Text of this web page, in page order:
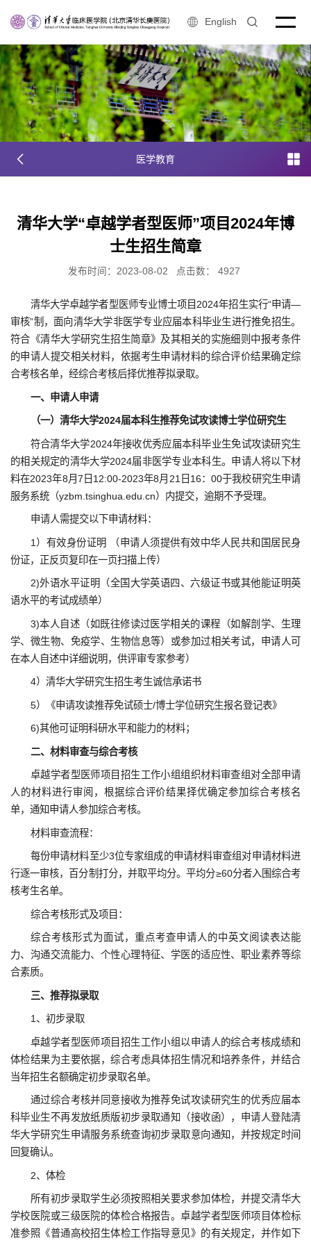
English
医学教育
清华大学“卓越学者型医师”项目2024年博
士生招生简章
发布时间：2023-08-02 点击数： 4927
清华大学卓越学者型医师专业博士项目2024年招生实行“申请―
审核”制，面向清华大学非医学专业应届本科毕业生进行推免招生。
符合《清华大学研究生招生简章》及其相关的实施细则中报考条件
的申请人提交相关材料，依据考生申请材料的综合评价结果确定综
合考核名单，经综合考核后择优推荐拟录取。
一、申请人申请
（一）清华大学2024届本科生推荐免试攻读博士学位研究生
符合清华大学2024年接收优秀应届本科毕业生免试攻读研究生
的相关规定的清华大学2024届非医学专业本科生。申请人将以下材
料在2023年8月7日12:00-2023年8月21日16：00于我校研究生申请
服务系统（yzbm.tsinghua.edu.cn）内提交，逾期不予受理。
申请人需提交以下申请材料：
1）有效身份证明 （申请人须提供有效中华人民共和国居民身
份证，正反页复印在一页扫描上传）
2)外语水平证明（全国大学英语四、六级证书或其他能证明英
语水平的考试成绩单）
3)本人自述（如既往修读过医学相关的课程（如解剖学、生理
学、微生物、免疫学、生物信息等）或参加过相关考试，申请人可
在本人自述中详细说明，供评审专家参考）
4）清华大学研究生招生考生诚信承诺书
5）《申请攻读推荐免试硕士/博士学位研究生报名登记表》
6)其他可证明科研水平和能力的材料；
二、材料审查与综合考核
卓越学者型医师项目招生工作小组组织材料审查组对全部申请
人的材料进行审阅，根据综合评价结果择优确定参加综合考核名
单，通知申请人参加综合考核。
材料审查流程：
每份申请材料至少3位专家组成的申请材料审查组对申请材料进
行逐一审核，百分制打分，并取平均分。平均分≥60分者入围综合考
核考生名单。
综合考核形式及项目：
综合考核形式为面试，重点考查申请人的中英文阅读表达能
力、沟通交流能力、个性心理特征、学医的适应性、职业素养等综
合素质。
三、推荐拟录取
1、初步录取
卓越学者型医师项目招生工作小组以申请人的综合考核成绩和
体检结果为主要依据，综合考虑具体招生情况和培养条件，并结合
当年招生名额确定初步录取名单。
通过综合考核并同意接收为推荐免试攻读研究生的优秀应届本
科毕业生不再发放纸质版初步录取通知（接收函），申请人登陆清
华大学研究生申请服务系统查询初步录取意向通知，并按规定时间
回复确认。
2、体检
所有初步录取学生必须按照相关要求参加体检，并提交清华大
学校医院或三级医院的体检合格报告。卓越学者型医师项目体检标
准参照《普通高校招生体检工作指导意见》的有关规定，并作如下